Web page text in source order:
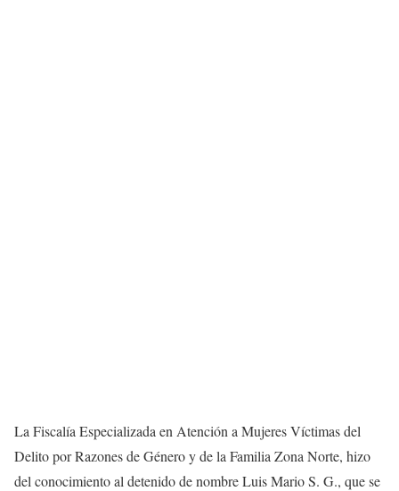
La Fiscalía Especializada en Atención a Mujeres Víctimas del
Delito por Razones de Género y de la Familia Zona Norte, hizo
del conocimiento al detenido de nombre Luis Mario S. G., que se